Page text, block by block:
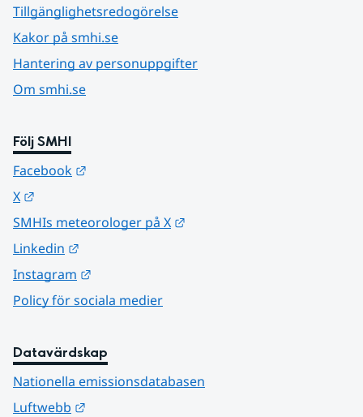
Tillgänglighetsredogörelse
Kakor på smhi.se
Hantering av personuppgifter
Om smhi.se
Följ SMHI
Facebook
X
SMHIs meteorologer på X
Linkedin
Instagram
Policy för sociala medier
Datavärdskap
Nationella emissionsdatabasen
Luftwebb